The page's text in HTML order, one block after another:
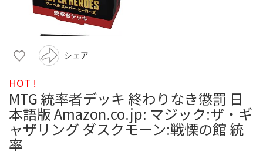
シェア
HOT !
MTG 統率者デッキ 終わりなき懲罰 日
本語版 Amazon.co.jp: マジック:ザ・ギ
ャザリング ダスクモーン:戦慄の館 統
率